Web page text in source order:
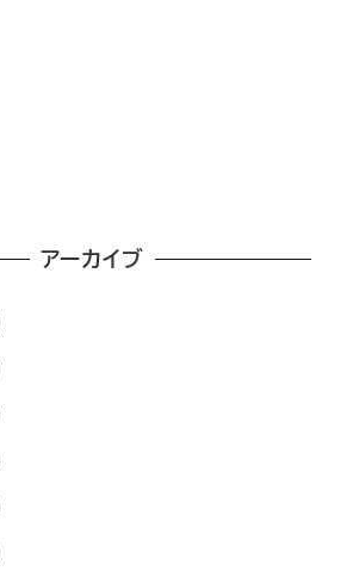
アーカイブ